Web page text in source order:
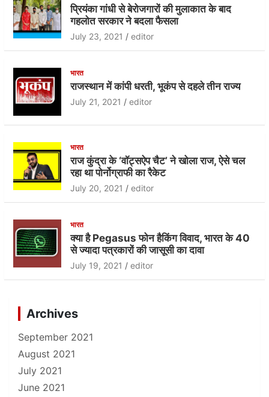
b
o
k
A
p
प्रियंका गांधी से बेरोजगारों की मुलाकात के बाद
गहलोत सरकार ने बदला फैसला
July 23, 2021 editor
भारत
राजस्थान में कांपी धरती, भूकंप से दहले तीन राज्य
July 21, 2021 editor
भारत
राज कुंद्रा के ‘वॉट्सऐप चैट’ ने खोला राज, ऐसे चल
रहा था पोर्नोग्राफी का रैकेट
July 20, 2021 editor
भारत
क्या है Pegasus फोन हैकिंग विवाद, भारत के 40
से ज्यादा पत्रकारों की जासूसी का दावा
July 19, 2021 editor
Archives
September 2021
August 2021
July 2021
June 2021